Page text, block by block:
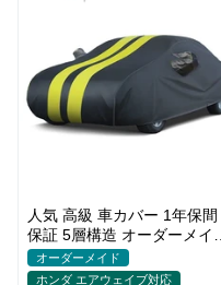
人気 高級 車カバー 1年保間
保証 5層構造 オーダーメイド
裏起毛 台風対策 防水 コーデ
ィング保護
オーダーメイド
ホンダ エアウェイブ対応